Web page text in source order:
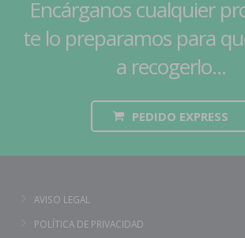
Encárganos cualquier
te lo preparamos para
a recogerlo...
PEDIDO EXPRESS
AVISO LEGAL
POLÍTICA DE PRIVACIDAD